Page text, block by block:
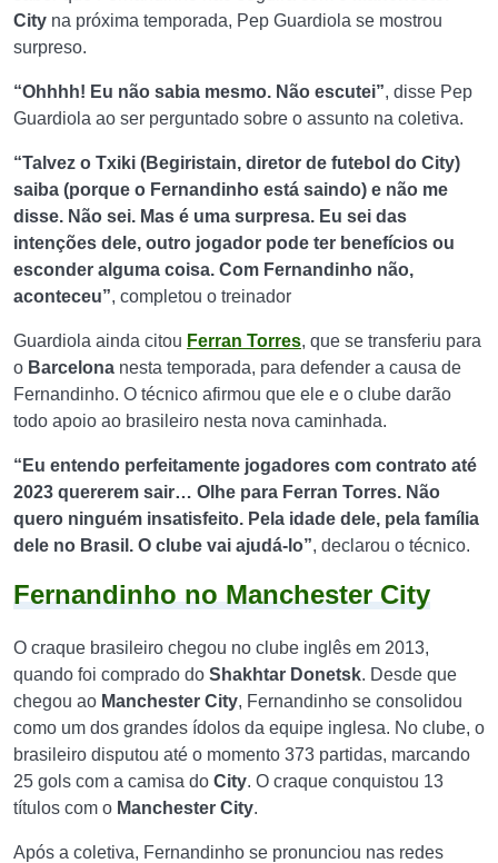
City na próxima temporada, Pep Guardiola se mostrou
surpreso.
“Ohhhh! Eu não sabia mesmo. Não escutei”, disse Pep
Guardiola ao ser perguntado sobre o assunto na coletiva.
“Talvez o Txiki (Begiristain, diretor de futebol do City)
saiba (porque o Fernandinho está saindo) e não me
disse. Não sei. Mas é uma surpresa. Eu sei das
intenções dele, outro jogador pode ter benefícios ou
esconder alguma coisa. Com Fernandinho não,
aconteceu”, completou o treinador
Guardiola ainda citou Ferran Torres, que se transferiu para
o Barcelona nesta temporada, para defender a causa de
Fernandinho. O técnico afirmou que ele e o clube darão
todo apoio ao brasileiro nesta nova caminhada.
“Eu entendo perfeitamente jogadores com contrato até
2023 quererem sair… Olhe para Ferran Torres. Não
quero ninguém insatisfeito. Pela idade dele, pela família
dele no Brasil. O clube vai ajudá-lo”, declarou o técnico.
Fernandinho no Manchester City
O craque brasileiro chegou no clube inglês em 2013,
quando foi comprado do Shakhtar Donetsk. Desde que
chegou ao Manchester City, Fernandinho se consolidou
como um dos grandes ídolos da equipe inglesa. No clube, o
brasileiro disputou até o momento 373 partidas, marcando
25 gols com a camisa do City. O craque conquistou 13
títulos com o Manchester City.
Após a coletiva, Fernandinho se pronunciou nas redes